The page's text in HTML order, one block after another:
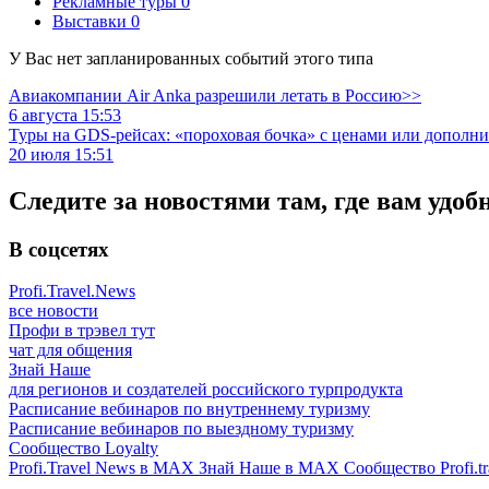
Выставки 0
У Вас нет запланированных событий этого типа
Авиакомпании Air Anka разрешили летать в Россию>>
6 августа 15:53
Туры на GDS-рейсах: «пороховая бочка» с ценами или
20 июля 15:51
Следите за новостями там, где вам
В соцсетях
Profi.Travel.News
все новости
Профи в трэвел тут
чат для общения
Знай Наше
для регионов и создателей российского турпродукта
Расписание вебинаров по внутреннему туризму
Расписание вебинаров по выездному туризму
Сообщество Loyalty
Profi.Travel News в MAX Знай Наше в MAX Сообщество